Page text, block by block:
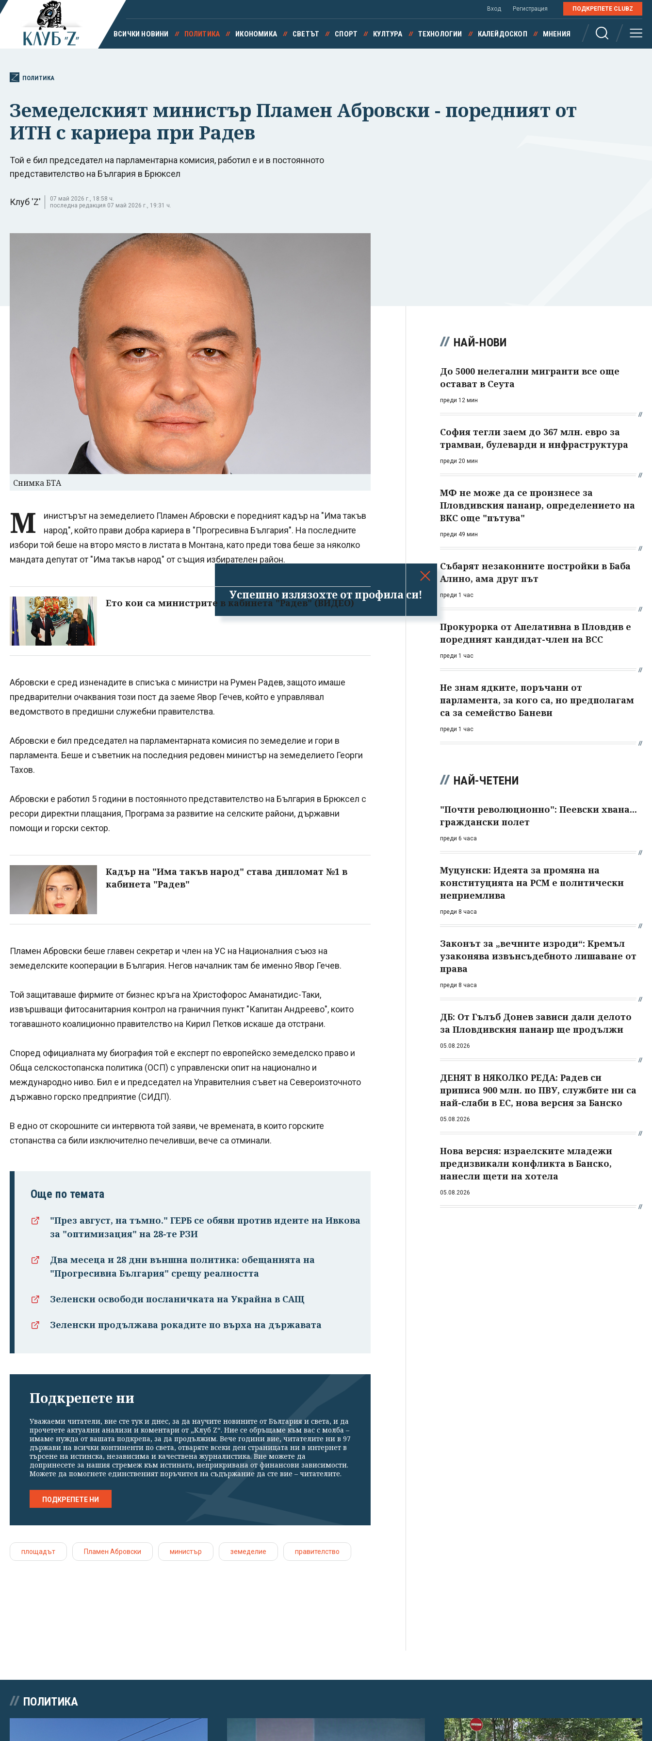
Успешно излязохте от профила си!
Вход Регистрация ПОДКРЕПЕТЕ CLUBZ
ВСИЧКИ НОВИНИ ПОЛИТИКА ИКОНОМИКА СВЕТЪТ СПОРТ КУЛТУРА ТЕХНОЛОГИИ КАЛЕЙДОСКОП МНЕНИЯ
ПОЛИТИКА
Земеделският министър Пламен Абровски - поредният от
ИТН с кариера при Радев
Той е бил председател на парламентарна комисия, работил е и в постоянното
представителство на България в Брюксел
Клуб 'Z'
07 май 2026 г., 18:58 ч.
последна редакция 07 май 2026 г., 19:31 ч.
Снимка БТА
М
инистърът на земеделието Пламен Абровски е поредният кадър на "Има такъв
народ", който прави добра кариера в "Прогресивна България". На последните
избори той беше на второ място в листата в Монтана, като преди това беше за няколко
мандата депутат от "Има такъв народ" от същия избирателен район.
Ето кои са министрите в кабинета "Радев" (ВИДЕО)
Абровски е сред изненадите в списъка с министри на Румен Радев, защото имаше
предварителни очаквания този пост да заеме Явор Гечев, който е управлявал
ведомството в предишни служебни правителства.
Абровски е бил председател на парламентарната комисия по земеделие и гори в
парламента. Беше и съветник на последния редовен министър на земеделието Георги
Тахов.
Абровски е работил 5 години в постоянното представителство на България в Брюксел с
ресори директни плащания, Програма за развитие на селските райони, държавни
помощи и горски сектор.
Кадър на "Има такъв народ" става дипломат №1 в
кабинета "Радев"
Пламен Абровски беше главен секретар и член на УС на Националния съюз на
земеделските кооперации в България. Негов началник там бе именно Явор Гечев.
Той защитаваше фирмите от бизнес кръга на Христофорос Аманатидис-Таки,
извършващи фитосанитарния контрол на граничния пункт "Капитан Андреево", които
тогавашното коалиционно правителство на Кирил Петков искаше да отстрани.
Според официалната му биография той е експерт по европейско земеделско право и
Обща селскостопанска политика (ОСП) с управленски опит на национално и
международно ниво. Бил е и председател на Управителния съвет на Североизточното
държавно горско предприятие (СИДП).
В едно от скорошните си интервюта той заяви, че времената, в които горските
стопанства са били изключително печеливши, вече са отминали.
Още по темата
"През август, на тъмно." ГЕРБ се обяви против идеите на Ивкова
за "оптимизация" на 28-те РЗИ
Два месеца и 28 дни външна политика: обещанията на
"Прогресивна България" срещу реалността
Зеленски освободи посланичката на Украйна в САЩ
Зеленски продължава рокадите по върха на държавата
Подкрепете ни
Уважаеми читатели, вие сте тук и днес, за да научите новините от България и света, и да
прочетете актуални анализи и коментари от „Клуб Z“. Ние се обръщаме към вас с молба –
имаме нужда от вашата подкрепа, за да продължим. Вече години вие, читателите ни в 97
държави на всички континенти по света, отваряте всеки ден страницата ни в интернет в
търсене на истинска, независима и качествена журналистика. Вие можете да
допринесете за нашия стремеж към истината, неприкривана от финансови зависимости.
Можете да помогнете единственият поръчител на съдържание да сте вие – читателите.
ПОДКРЕПЕТЕ НИ
площадът Пламен Абровски министър земеделие правителство
НАЙ-НОВИ
До 5000 нелегални мигранти все още
остават в Сеута
преди 12 мин
София тегли заем до 367 млн. евро за
трамваи, булеварди и инфраструктура
преди 20 мин
МФ не може да се произнесе за
Пловдивския панаир, определението на
ВКС още "пътува"
преди 49 мин
Събарят незаконните постройки в Баба
Алино, ама друг път
преди 1 час
Прокурорка от Апелативна в Пловдив е
поредният кандидат-член на ВСС
преди 1 час
Не знам ядките, поръчани от
парламента, за кого са, но предполагам
са за семейство Баневи
преди 1 час
НАЙ-ЧЕТЕНИ
"Почти революционно": Пеевски хвана...
граждански полет
преди 6 часа
Муцунски: Идеята за промяна на
конституцията на РСМ е политически
неприемлива
преди 8 часа
Законът за „вечните изроди“: Кремъл
узаконява извънсъдебното лишаване от
права
преди 8 часа
ДБ: От Гълъб Донев зависи дали делото
за Пловдивския панаир ще продължи
05.08.2026
ДЕНЯТ В НЯКОЛКО РЕДА: Радев си
приписа 900 млн. по ПВУ, службите ни са
най-слаби в ЕС, нова версия за Банско
05.08.2026
Нова версия: израелските младежи
предизвикали конфликта в Банско,
нанесли щети на хотела
05.08.2026
ПОЛИТИКА